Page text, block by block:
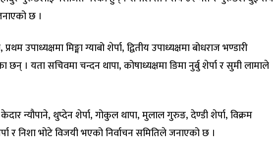
छ ।
उपाध्यक्षमा मिङ्मा ग्याबो शेर्पा, द्वितीय उपाध्यक्षमा बोधराज भण्डारी
छन् । यता सचिवमा चन्दन थापा, कोषाध्यक्षमा ङिमा नुर्बु शेर्पा र सुमी लामाले
न्यौपाने, थुप्देन शेर्पा, गोकुल थापा, मुलाल गुरुङ, देण्डी शेर्पा, विक्रम
र निशा भोटे विजयी भएको निर्वाचन समितिले जनाएको छ ।